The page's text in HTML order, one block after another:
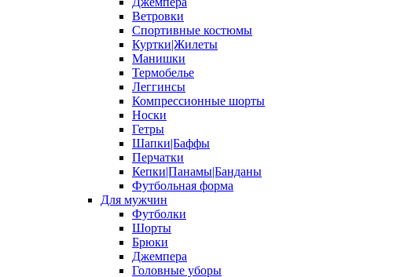
Ветровки
Спортивные костюмы
Куртки|Жилеты
Манишки
Термобелье
Леггинсы
Компрессионные шорты
Носки
Гетры
Шапки|Баффы
Перчатки
Кепки|Панамы|Банданы
Футбольная форма
Для мужчин
Футболки
Шорты
Брюки
Джемпера
Головные уборы